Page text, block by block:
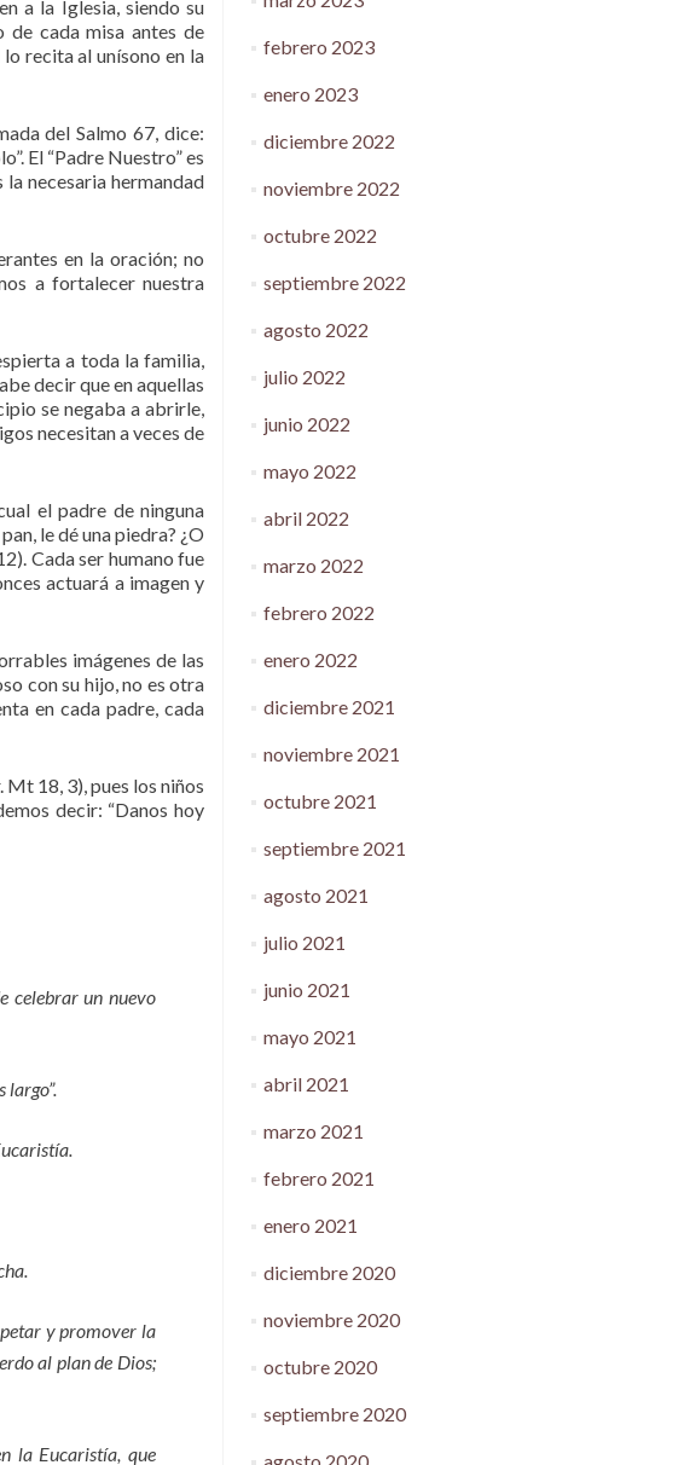
a la Iglesia, siendo su
de cada misa antes de
recita al unísono en la
del Salmo 67, dice:
El “Padre Nuestro” es
necesaria hermandad
en la oración; no
a fortalecer nuestra
a toda la familia,
decir que en aquellas
se negaba a abrirle,
necesitan a veces de
el padre de ninguna
le dé una piedra? ¿O
Cada ser humano fue
actuará a imagen y
imágenes de las
con su hijo, no es otra
en cada padre, cada
18, 3), pues los niños
decir: “Danos hoy
celebrar un nuevo
largo”.
y promover la
al plan de Dios;
la Eucaristía, que
febrero 2023
enero 2023
diciembre 2022
noviembre 2022
octubre 2022
septiembre 2022
agosto 2022
julio 2022
junio 2022
mayo 2022
abril 2022
marzo 2022
febrero 2022
enero 2022
diciembre 2021
noviembre 2021
octubre 2021
septiembre 2021
agosto 2021
julio 2021
junio 2021
mayo 2021
abril 2021
marzo 2021
febrero 2021
enero 2021
diciembre 2020
noviembre 2020
octubre 2020
septiembre 2020